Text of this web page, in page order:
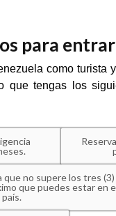
para
como turista
que tengas los
no supere los tres (3)
que puedes estar en
país.